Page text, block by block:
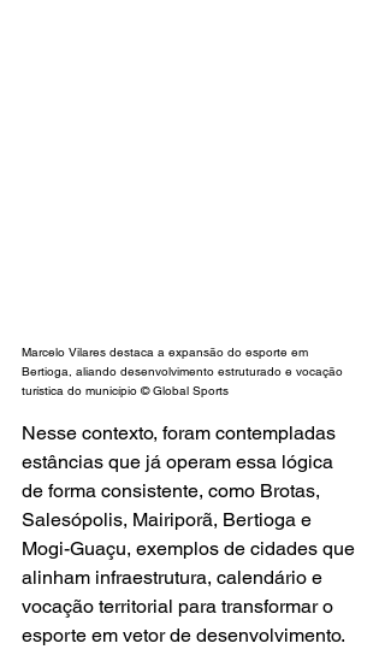
Marcelo Vilares destaca a expansão do esporte em
Bertioga, aliando desenvolvimento estruturado e vocação
turística do município © Global Sports
Nesse contexto, foram contempladas
estâncias que já operam essa lógica
de forma consistente, como Brotas,
Salesópolis, Mairiporã, Bertioga e
Mogi-Guaçu, exemplos de cidades que
alinham infraestrutura, calendário e
vocação territorial para transformar o
esporte em vetor de desenvolvimento.